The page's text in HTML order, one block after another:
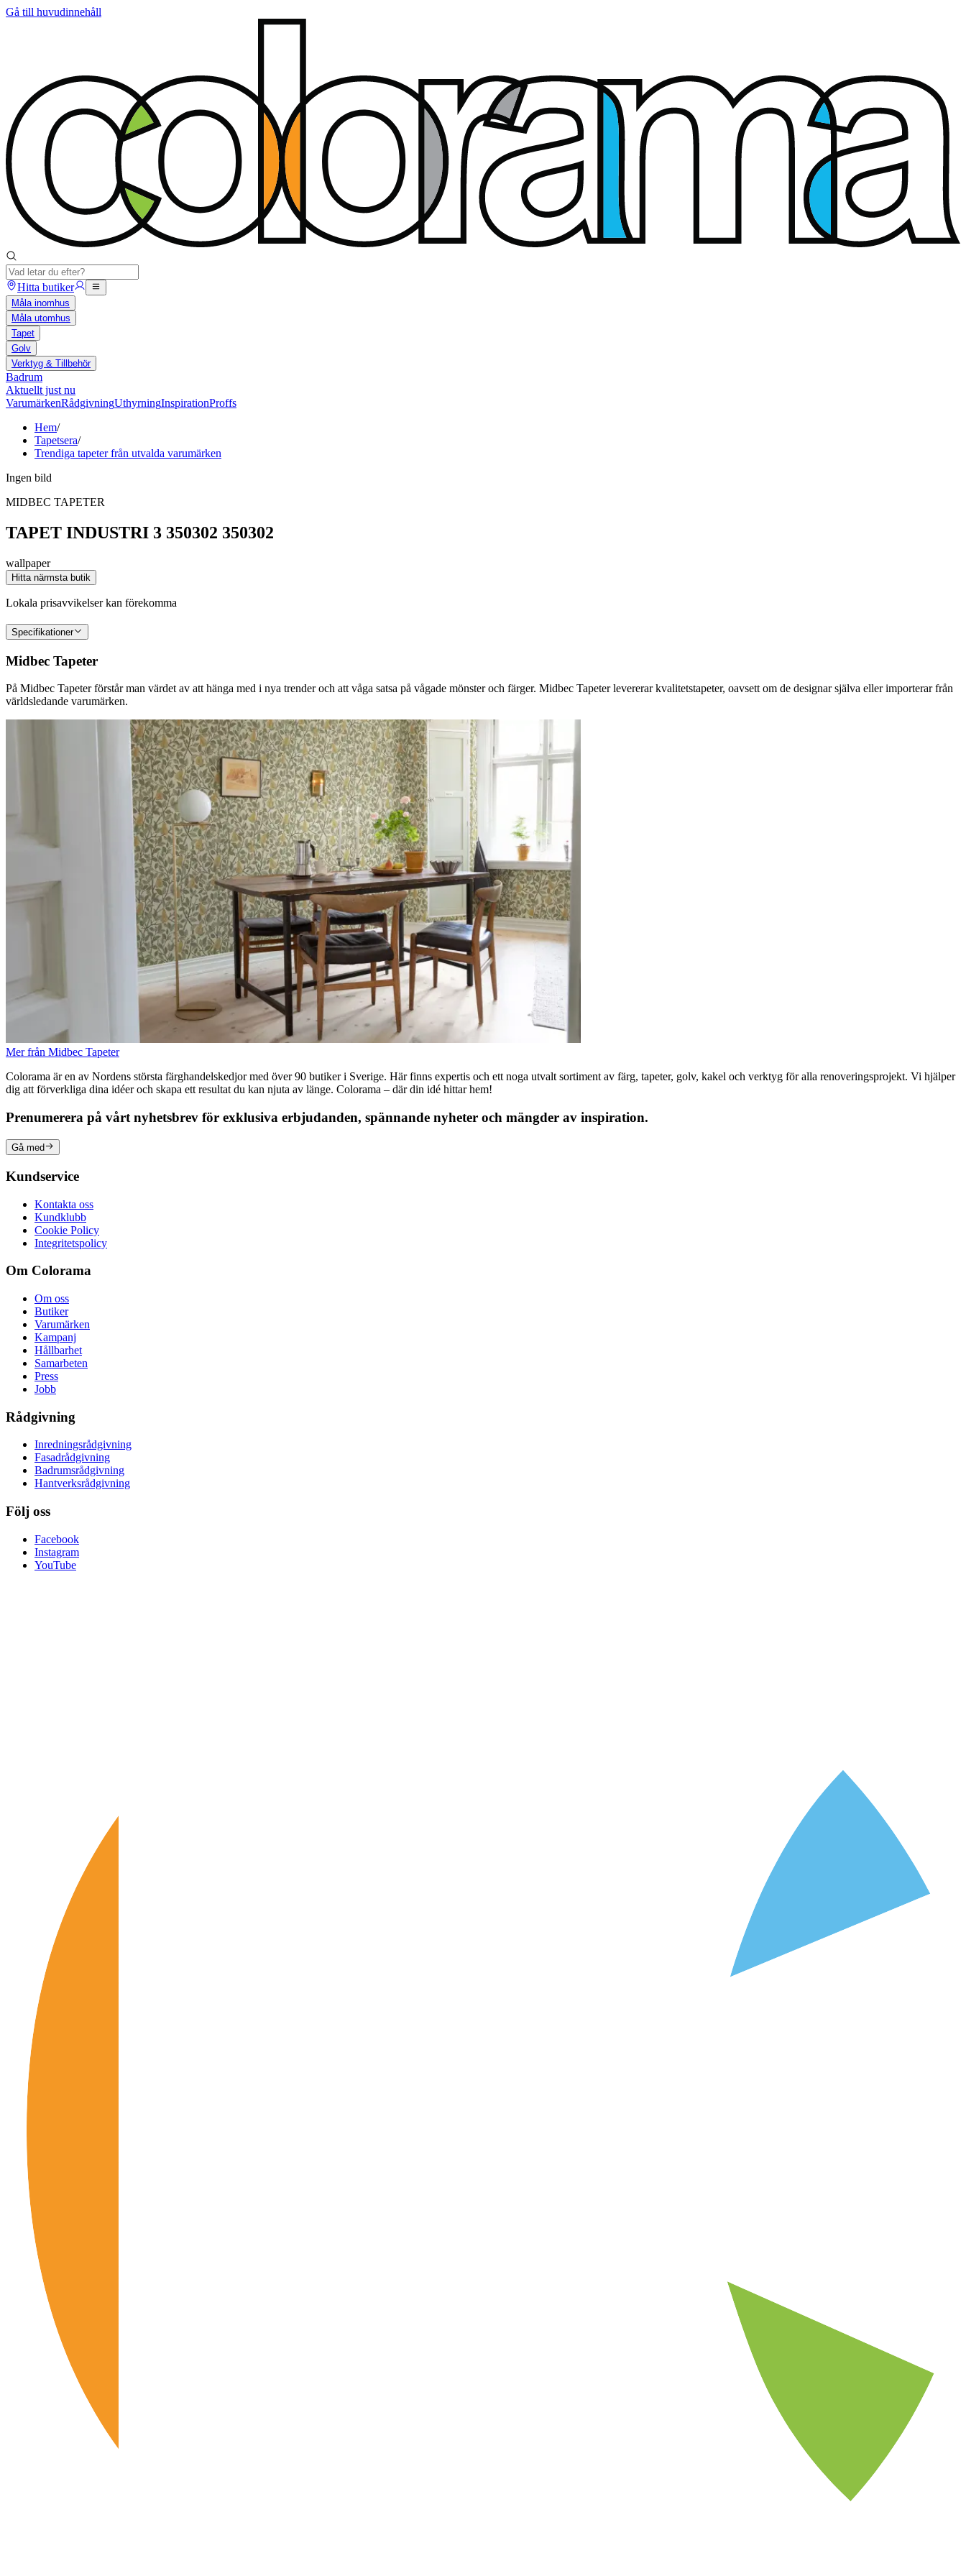
Gå till huvudinnehåll
Hitta butiker
Måla inomhus
Måla utomhus
Tapet
Golv
Verktyg & Tillbehör
Badrum
Aktuellt just nu
VarumärkenRådgivningUthyrningInspirationProffs
Hem/
Tapetsera/
Trendiga tapeter från utvalda varumärken
Ingen bild
MIDBEC TAPETER
TAPET INDUSTRI 3 350302 350302
wallpaper
Hitta närmsta butik
Lokala prisavvikelser kan förekomma
Specifikationer
Midbec Tapeter
På Midbec Tapeter förstår man värdet av att hänga med i nya trender och att våga satsa på vågade mönster och färger. Midbec Tapeter levererar kvalitetstapeter, oavsett om de designar själva eller importerar från
världsledande varumärken.
Mer från Midbec Tapeter
Colorama är en av Nordens största färghandelskedjor med över 90 butiker i Sverige. Här finns expertis och ett noga utvalt sortiment av färg, tapeter, golv, kakel och verktyg för alla renoveringsprojekt. Vi hjälper
dig att förverkliga dina idéer och skapa ett resultat du kan njuta av länge. Colorama – där din idé hittar hem!
Prenumerera på vårt nyhetsbrev för exklusiva erbjudanden, spännande nyheter och mängder av inspiration.
Gå med
Kundservice
Kontakta oss
Kundklubb
Cookie Policy
Integritetspolicy
Om Colorama
Om oss
Butiker
Varumärken
Kampanj
Hållbarhet
Samarbeten
Press
Jobb
Rådgivning
Inredningsrådgivning
Fasadrådgivning
Badrumsrådgivning
Hantverksrådgivning
Följ oss
Facebook
Instagram
YouTube